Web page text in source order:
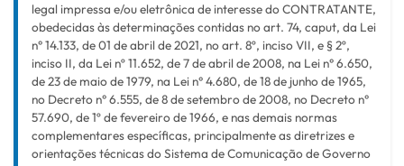
legal impressa e/ou eletrônica de interesse do CONTRATANTE,
obedecidas às determinações contidas no art. 74, caput, da Lei
n° 14.133, de 01 de abril de 2021, no art. 8º, inciso VII, e § 2º,
inciso II, da Lei nº 11.652, de 7 de abril de 2008, na Lei n° 6.650,
de 23 de maio de 1979, na Lei n° 4.680, de 18 de junho de 1965,
no Decreto n° 6.555, de 8 de setembro de 2008, no Decreto n°
57.690, de 1º de fevereiro de 1966, e nas demais normas
complementares específicas, principalmente as diretrizes e
orientações técnicas do Sistema de Comunicação de Governo